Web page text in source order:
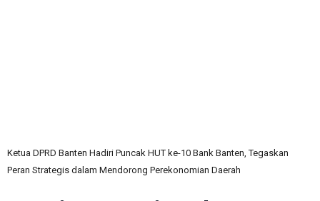
Ketua DPRD Banten Hadiri Puncak HUT ke-10 Bank Banten, Tegaskan
Peran Strategis dalam Mendorong Perekonomian Daerah